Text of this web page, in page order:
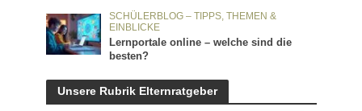
SCHÜLERBLOG – TIPPS, THEMEN &
EINBLICKE
Lernportale online – welche sind die
besten?
Unsere Rubrik Elternratgeber